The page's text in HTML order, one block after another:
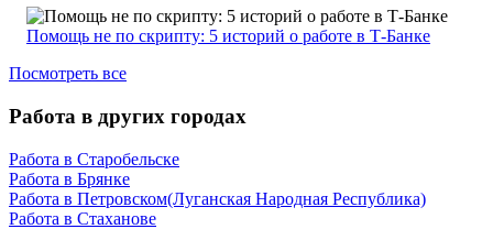
Помощь не по скрипту: 5 историй о работе в Т-Банке
Посмотреть все
Работа в других городах
Работа в Старобельске
Работа в Брянке
Работа в Петровском(Луганская Народная Республика)
Работа в Стаханове